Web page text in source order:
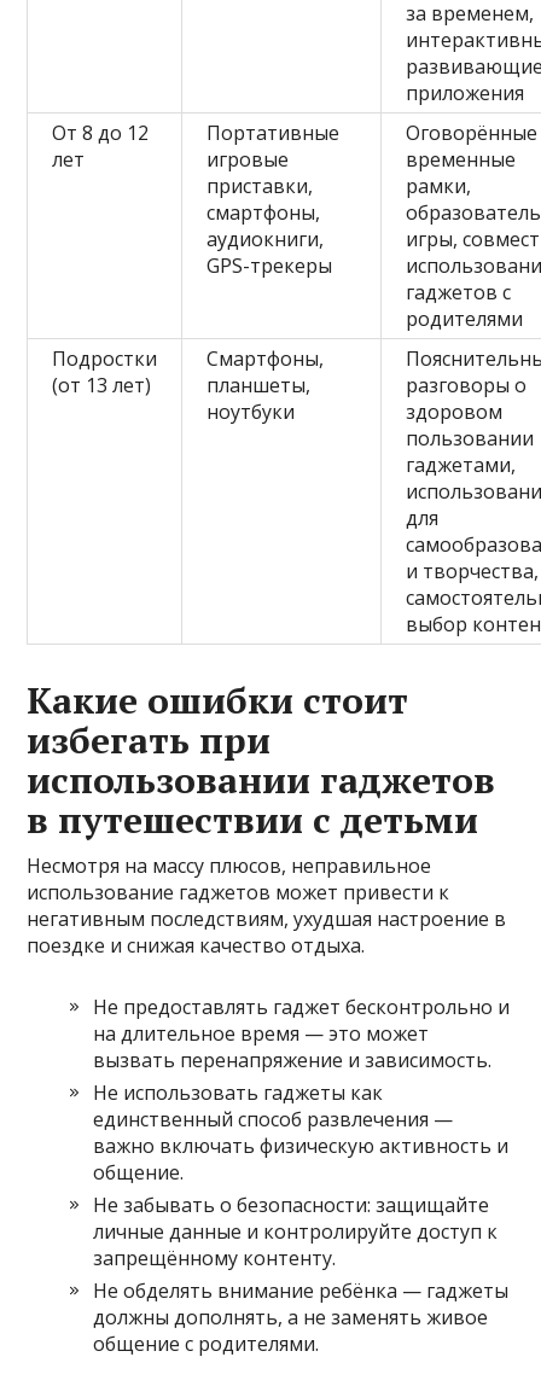
за временем,
приложения
От 8 до 12
лет
Портативные
игровые
приставки,
смартфоны,
аудиокниги,
GPS-трекеры
Оговорённые
временные
рамки,
игры,
гаджетов с
родителями
Подростки
(от 13 лет)
Смартфоны,
планшеты,
ноутбуки
разговоры о
здоровом
пользовании
гаджетами,
для
и творчества,
выбор
Какие ошибки стоит
избегать при
использовании гаджетов
в путешествии с детьми
Несмотря на массу плюсов, неправильное
использование гаджетов может привести к
негативным последствиям, ухудшая настроение в
поездке и снижая качество отдыха.
Не предоставлять гаджет бесконтрольно и
на длительное время — это может
вызвать перенапряжение и зависимость.
Не использовать гаджеты как
единственный способ развлечения —
важно включать физическую активность и
общение.
Не забывать о безопасности: защищайте
личные данные и контролируйте доступ к
запрещённому контенту.
Не обделять внимание ребёнка — гаджеты
должны дополнять, а не заменять живое
общение с родителями.